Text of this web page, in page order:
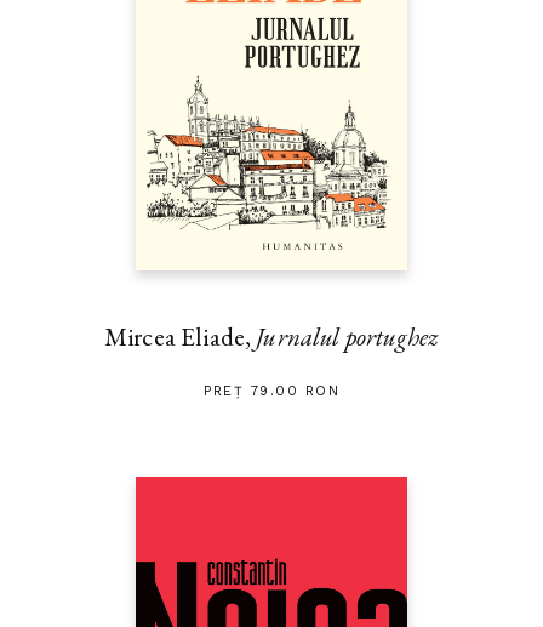
Mircea Eliade, Jurnalul portughez
PREȚ 79.00 RON